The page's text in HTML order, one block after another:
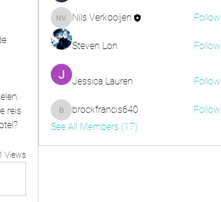
reis
Views
Nils Verkooijen
Nils Verkooijen Follow
Steven Lon Follow
Jessica Lauren Follow
brockfrancis640
brockfrancis640
Follow
See All Members (17)